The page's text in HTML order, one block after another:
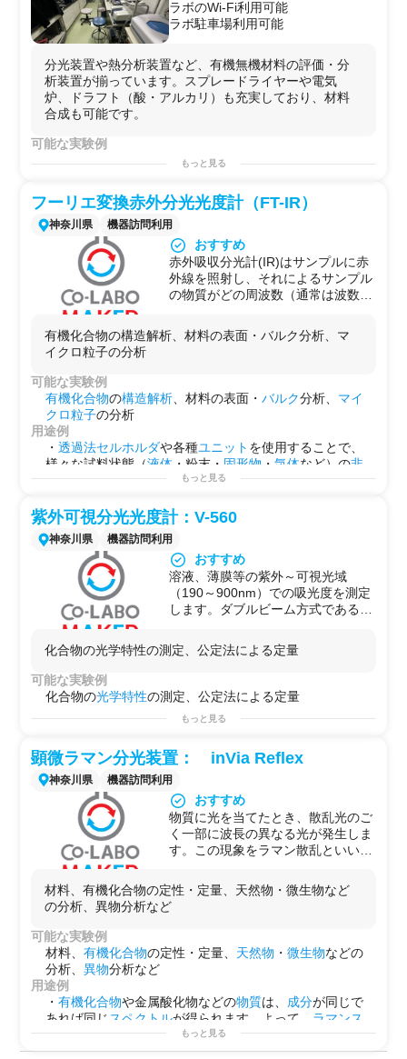
ラボのWi-Fi利用可能
ラボ駐車場利用可能
分光装置や熱分析装置など、有機無機材料の評価・分
析装置が揃っています。スプレードライヤーや電気
炉、ドラフト（酸・アルカリ）も充実しており、材料
合成も可能です。
可能な実験例
もっと見る
フーリエ変換赤外分光光度計（FT-IR）
神奈川県 機器訪問利用
おすすめ
赤外吸収分光計(IR)はサンプルに赤
外線を照射し、それによるサンプル
の物質がどの周波数（通常は波数）
る装置です。分子や原子はそれぞれ
固有の振動をしていますが、波長
IR)を照射すれば、分子の固有振動
と同じ周波数のIRが吸収され、分子
るはずです。これにより、サンプル
が予測できるものであれば、既知の
スペクトルと比較して、同定、確認
能基、シス－トランス異性、水素結
合などの分子構造に関する知見を得
ることもできます。
なお、実際の測定原理は干渉計を利
用したフーリエ分光法を用いてい
て、より高い波数の再現性を持って
います。現在はこれらのFT-IRが一
MCT検出器を備え、高感度分析にも
試料は、サンプルセルを換えること
により、固体、液体の状態で測定で
きます。通常、固体はサンプルを
液のまま測定する液膜法と溶媒に溶
かす溶液法を用います。また、1回
反射ATRユニットや高感度反射ユニ
ットを用いることで固体、液体、フ
ィルム状など、様々な状態の試料に
も対応できます。その他、顕微IR用
の顕微鏡アタッチメントを比較的簡
域の測定をすることが可能です。
有機化合物の構造解析、材料の表面・バルク分析、マ
イクロ粒子の分析
可能な実験例
有機化合物の構造解析 、材料の表面・バルク分析、 マイ
クロ粒子の分析
用途例
・透過法セルホルダや各種ユニット を使用することで、
様々な試料状態（液体 ・粉末・ 固形物 ・気体など）の非
破壊による測定ができて、試料の 分子構造解析ができま
・スペクトルデータと比較することにより、
できることがあります（ただし、付属のデータベースは
ないため別途スペクトルデータ
・顕微法を用いることにより、10μm
などを分析することができます。
高分子材料 バルクの分析をすることができま
す。
・高感度反射測定により、
できます。
もっと見る
紫外可視分光光度計：V-560
神奈川県 機器訪問利用
おすすめ
溶液、薄膜等の紫外～可視光域
（190～900nm）での吸光度を測定
します。ダブルビーム方式であるた
い、研究向けの装置です。
物質の光学特性の評価だけでなく、
状態を調べたりするのに活躍してい
ます。
化合物の光学特性の測定、公定法による定量
可能な実験例
化合物の光学特性の測定、公定法による定量
もっと見る
顕微ラマン分光装置： inVia Reflex
神奈川県 機器訪問利用
おすすめ
物質に光を当てたとき、散乱光のご
く一部に波長の異なる光が発生しま
す。この現象をラマン散乱といい、
色光を当てて散乱光を測定すること
によりラマンスペクトルを得ます。
が変わるため、原子の質量と原子間
の結合力に依存したラマンバンドが
の解析をすることができます。
材料、有機化合物の定性・定量、天然物・微生物など
の分析、異物分析など
可能な実験例
材料、有機化合物の定性・定量、 天然物 ・微生物などの
分析、異物分析など
用途例
・有機化合物や金属酸化物などの物質は、 成分が同じで
あれば同じ スペクトルが得られます。よって、 ラマンス
ペクトルから物質の同定をすることができます。
・混合物の解析はピークが複雑になるほど難しくなりま
もっと見る